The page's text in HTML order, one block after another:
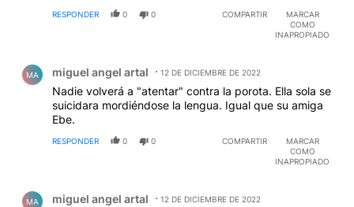
RESPONDER 0 0 COMPARTIR
MARCAR
COMO
INAPROPIADO
MA miguel angel artal 12 DE DICIEMBRE DE 2022
Nadie volverá a "atentar" contra la porota. Ella sola se
suicidara mordiéndose la lengua. Igual que su amiga
Ebe.
RESPONDER 0 0 COMPARTIR
MARCAR
COMO
INAPROPIADO
MA miguel angel artal 12 DE DICIEMBRE DE 2022